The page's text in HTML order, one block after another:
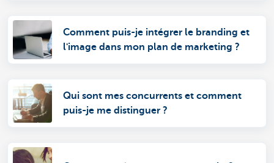
Comment puis-je intégrer le branding et
l'image dans mon plan de marketing ?
Qui sont mes concurrents et comment
puis-je me distinguer ?